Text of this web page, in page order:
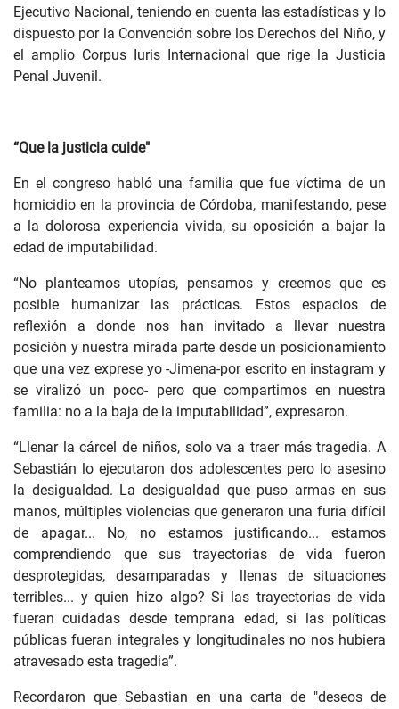
Ejecutivo Nacional, teniendo en cuenta las estadísticas y lo
dispuesto por la Convención sobre los Derechos del Niño, y
el amplio Corpus Iuris Internacional que rige la Justicia
Penal Juvenil.
“Que la justicia cuide"
En el congreso habló una familia que fue víctima de un
homicidio en la provincia de Córdoba, manifestando, pese
a la dolorosa experiencia vivida, su oposición a bajar la
edad de imputabilidad.
“No planteamos utopías, pensamos y creemos que es
posible humanizar las prácticas. Estos espacios de
reflexión a donde nos han invitado a llevar nuestra
posición y nuestra mirada parte desde un posicionamiento
que una vez exprese yo -Jimena-por escrito en instagram y
se viralizó un poco- pero que compartimos en nuestra
familia: no a la baja de la imputabilidad”, expresaron.
“Llenar la cárcel de niños, solo va a traer más tragedia. A
Sebastián lo ejecutaron dos adolescentes pero lo asesino
la desigualdad. La desigualdad que puso armas en sus
manos, múltiples violencias que generaron una furia difícil
de apagar... No, no estamos justificando... estamos
comprendiendo que sus trayectorias de vida fueron
desprotegidas, desamparadas y llenas de situaciones
terribles... y quien hizo algo? Si las trayectorias de vida
fueran cuidadas desde temprana edad, si las políticas
públicas fueran integrales y longitudinales no nos hubiera
atravesado esta tragedia”.
Recordaron que Sebastian en una carta de "deseos de